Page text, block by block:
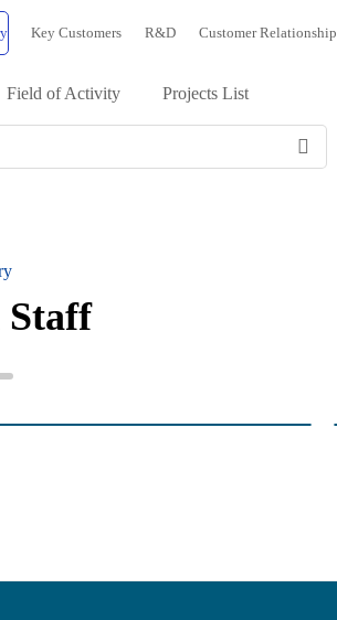
Key Customers R&D Customer Relationship
Field of Activity Projects List
Staff